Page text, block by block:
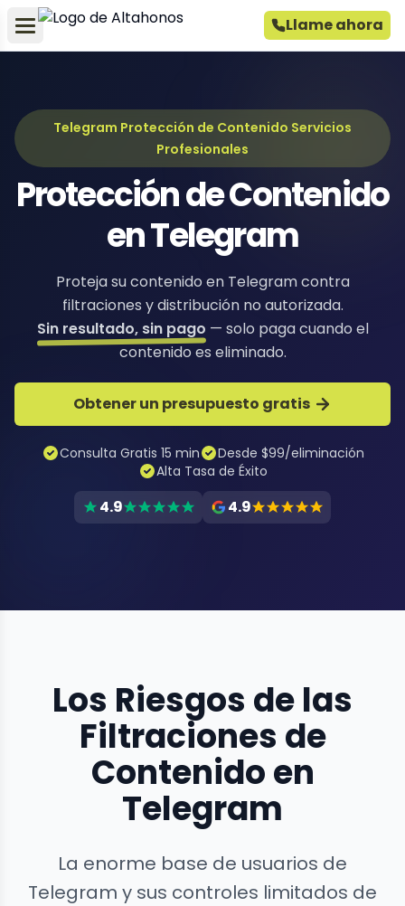
Llame ahora
Telegram Protección de Contenido Servicios
Profesionales
Protección de Contenido
en Telegram
Proteja su contenido en Telegram contra
filtraciones y distribución no autorizada.
Sin resultado, sin pago — solo paga cuando el
contenido es eliminado.
Obtener un presupuesto gratis
Consulta Gratis 15 min
Desde $99/eliminación
Alta Tasa de Éxito
4.9 4.9
Los Riesgos de las
Filtraciones de
Contenido en
Telegram
La enorme base de usuarios de
Telegram y sus controles limitados de